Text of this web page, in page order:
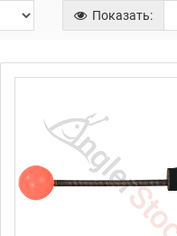
Показать: